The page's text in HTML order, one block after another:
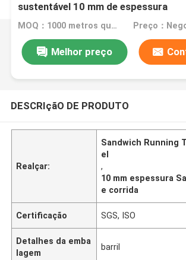
sustentável 10 mm de espessura
MOQ：1000 metros quadrados Preço：
Melhor preço
DESCRIçãO DE PRODUTO
Realçar:
Sandwich Running
el
,
10 mm espessura
e corrida
Certificação SGS, ISO
Detalhes da emba
lagem
barril